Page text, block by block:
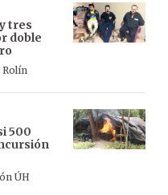
tres
doble
500
ÚH